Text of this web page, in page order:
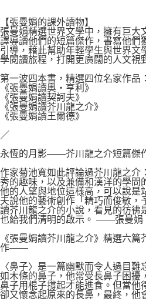
【張曼娟的課外讀物】
張曼娟精選世界文學中，擁有巨大
譯導讀他們的短篇傑作，書寫他們
引導，藉此幫助年輕學生與世界文
學閱讀旅程，打開更廣闊的人文視
第一波四本書，精選四位名家作品：
《張曼娟讀奧‧亨利》
《張曼娟讀契訶夫》
《張曼娟讀芥川龍之介》
《張曼娟讀王爾德》
／
永恆的月影——芥川龍之介短篇傑
作家菊池寬如此評論過芥川龍之介
秀的趣味，以及兼備和漢洋的學問
他的人望與地位這樣高，可以說是
夫說他的藝術創作「精巧而俊敏，
讀芥川龍之介的小說，看見的彷彿
也給我們清明的啟示。 ——張曼娟
《張曼娟讀芥川龍之介》精選六
作——
〈鼻子〉是一篇幽默而令人過目
如木條的鼻子，他常受長鼻子困擾
鼻子用棍子撐起才能進食。但當他
卻又懷念起原來的長鼻，最終，他